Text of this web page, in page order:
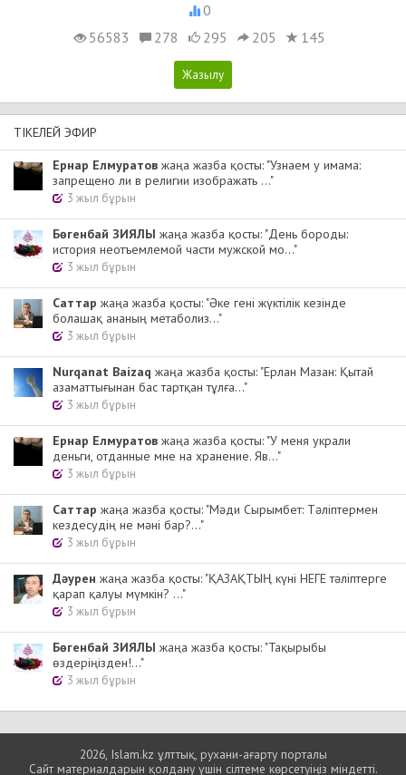
0
56583
278 295 205 145
ТІКЕЛЕЙ ЭФИР
Ернар Елмуратов жаңа жазба қосты: "Узнаем у имама:
запрещено ли в религии изображать ..."
3 жыл бұрын
Бөгенбай ЗИЯЛЫ жаңа жазба қосты: "День бороды:
история неотъемлемой части мужской мо..."
3 жыл бұрын
Cаттар жаңа жазба қосты: "Әке гені жүктілік кезінде
болашақ ананың метаболиз..."
3 жыл бұрын
Nurqanat Baizaq жаңа жазба қосты: "Ерлан Мазан: Қытай
азаматтығынан бас тартқан тұлға..."
3 жыл бұрын
Ернар Елмуратов жаңа жазба қосты: "У меня украли
деньги, отданные мне на хранение. Яв..."
3 жыл бұрын
Cаттар жаңа жазба қосты: "Мәди Сырымбет: Тәліптермен
кездесудің не мәні бар?..."
3 жыл бұрын
Дәурен жаңа жазба қосты: "ҚАЗАҚТЫҢ күні НЕГЕ тәліптерге
қарап қалуы мүмкін? ..."
3 жыл бұрын
Бөгенбай ЗИЯЛЫ жаңа жазба қосты: "Тақырыбы
өздеріңізден!..."
3 жыл бұрын
2026, Islam.kz ұлттық, рухани-ағарту порталы
Сайт материалдарын қолдану үшін сілтеме көрсетуіңіз міндетті.